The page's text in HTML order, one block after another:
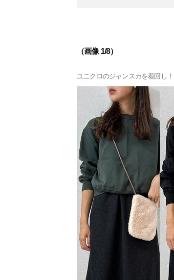
（画像 1/8）
ユニクロのジャンスカを着回し！